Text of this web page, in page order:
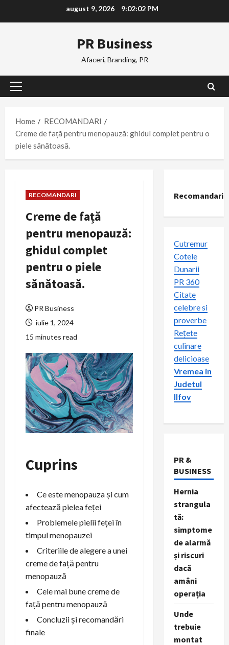
august 9, 2026 9:02:03 PM
PR Business
Afaceri, Branding, PR
Primary
Home
RECOMANDARI
Creme de față pentru menopauză: ghidul complet pentru o
piele sănătoasă.
RECOMANDARI
Creme de față
pentru menopauză:
ghidul complet
pentru o piele
sănătoasă.
PR Business
iulie 1, 2024
15 minutes read
Cuprins
Ce este menopauza și cum
afectează pielea feței
Problemele pielii feței în
timpul menopauzei
Criteriile de alegere a unei
creme de față pentru
menopauză
Cele mai bune creme de
față pentru menopauză
Concluzii și recomandări
finale
Recomandari
Cutremur
Cotele
Dunarii
PR 360
Citate
celebre si
proverbe
Rețete
culinare
delicioase
Vremea in
Judetul
Ilfov
PR &
BUSINESS
Hernia
strangula
tă:
simptome
de alarmă
și riscuri
dacă
amâni
operația
Unde
trebuie
montat